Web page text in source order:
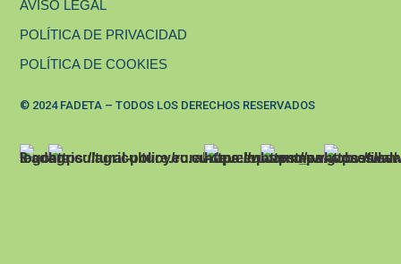
© 2024 FADETA – TODOS LOS DERECHOS RESERVADOS
AVISO LEGAL
POLÍTICA DE PRIVACIDAD
POLÍTICA DE COOKIES